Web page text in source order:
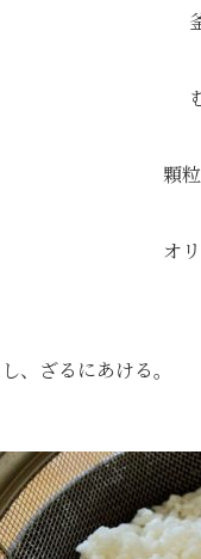
顆
オ
、ざるにあける。